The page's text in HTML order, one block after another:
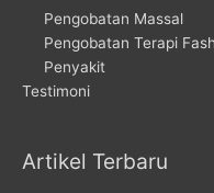
Pengobatan Massal
Pengobatan Terapi
Penyakit
Testimoni
Artikel Terbaru